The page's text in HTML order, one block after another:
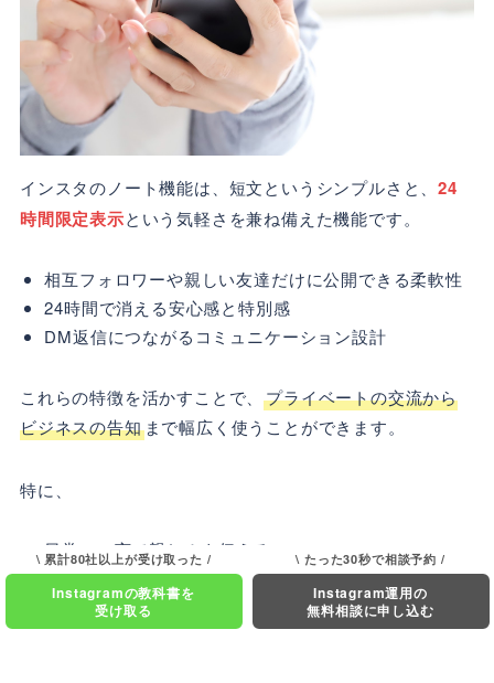
インスタのノート機能は、短文というシンプルさと、24
時間限定表示という気軽さを兼ね備えた機能です。
相互フォロワーや親しい友達だけに公開できる柔軟性
24時間で消える安心感と特別感
DM返信につながるコミュニケーション設計
これらの特徴を活かすことで、プライベートの交流から
ビジネスの告知まで幅広く使うことができます。
特に、
日常の一言で親しみを伝える
限定告知で購買意欲を高める
感想やレビューで信頼を築く
質問受付で交流を深める
\ 累計80社以上が受け取った /
Instagramの教科書を
受け取る
\ たった30秒で相談予約 /
Instagram運用の
無料相談に申し込む